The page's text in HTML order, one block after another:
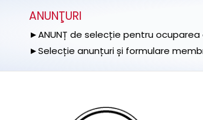
ANUNŢURI
►ANUNȚ de selecție pentru ocuparea
►Selecție anunțuri și formulare